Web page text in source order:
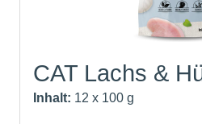
CAT Lachs &
Inhalt: 12 x 100 g